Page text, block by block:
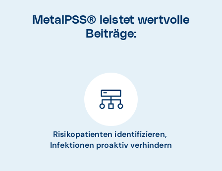
MetaIPSS® leistet wertvolle
Beiträge:
Risikopatienten identifizieren,
Infektionen proaktiv verhindern